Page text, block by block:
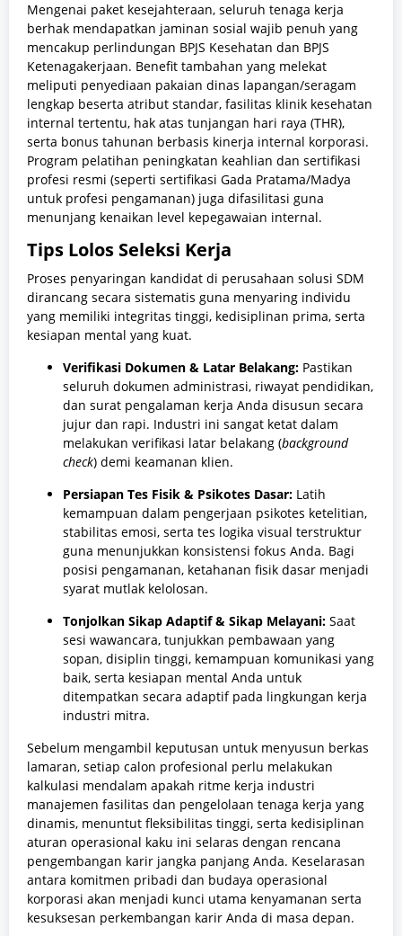
Mengenai paket kesejahteraan, seluruh tenaga kerja
berhak mendapatkan jaminan sosial wajib penuh yang
mencakup perlindungan BPJS Kesehatan dan BPJS
Ketenagakerjaan. Benefit tambahan yang melekat
meliputi penyediaan pakaian dinas lapangan/seragam
lengkap beserta atribut standar, fasilitas klinik kesehatan
internal tertentu, hak atas tunjangan hari raya (THR),
serta bonus tahunan berbasis kinerja internal korporasi.
Program pelatihan peningkatan keahlian dan sertifikasi
profesi resmi (seperti sertifikasi Gada Pratama/Madya
untuk profesi pengamanan) juga difasilitasi guna
menunjang kenaikan level kepegawaian internal.
Tips Lolos Seleksi Kerja
Proses penyaringan kandidat di perusahaan solusi SDM
dirancang secara sistematis guna menyaring individu
yang memiliki integritas tinggi, kedisiplinan prima, serta
kesiapan mental yang kuat.
Verifikasi Dokumen & Latar Belakang: Pastikan
seluruh dokumen administrasi, riwayat pendidikan,
dan surat pengalaman kerja Anda disusun secara
jujur dan rapi. Industri ini sangat ketat dalam
melakukan verifikasi latar belakang (background
check) demi keamanan klien.
Persiapan Tes Fisik & Psikotes Dasar: Latih
kemampuan dalam pengerjaan psikotes ketelitian,
stabilitas emosi, serta tes logika visual terstruktur
guna menunjukkan konsistensi fokus Anda. Bagi
posisi pengamanan, ketahanan fisik dasar menjadi
syarat mutlak kelolosan.
Tonjolkan Sikap Adaptif & Sikap Melayani: Saat
sesi wawancara, tunjukkan pembawaan yang
sopan, disiplin tinggi, kemampuan komunikasi yang
baik, serta kesiapan mental Anda untuk
ditempatkan secara adaptif pada lingkungan kerja
industri mitra.
Sebelum mengambil keputusan untuk menyusun berkas
lamaran, setiap calon profesional perlu melakukan
kalkulasi mendalam apakah ritme kerja industri
manajemen fasilitas dan pengelolaan tenaga kerja yang
dinamis, menuntut fleksibilitas tinggi, serta kedisiplinan
aturan operasional kaku ini selaras dengan rencana
pengembangan karir jangka panjang Anda. Keselarasan
antara komitmen pribadi dan budaya operasional
korporasi akan menjadi kunci utama kenyamanan serta
kesuksesan perkembangan karir Anda di masa depan.